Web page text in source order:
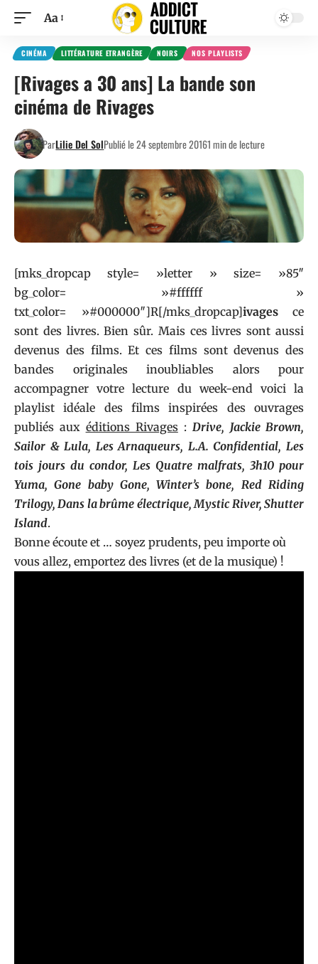
Aa
CINÉMA LITTÉRATURE ETRANGÈRE NOIRS NOS PLAYLISTS
[Rivages a 30 ans] La bande son
cinéma de Rivages
ParLilie Del SolPublié le 24 septembre 20161 min de lecture
[mks_dropcap style= »letter » size= »85″
bg_color= »#ffffff »
txt_color= »#000000″]R[/mks_dropcap]ivagesce
sont des livres. Bien sûr. Mais ces livres sont aussi
devenus des films. Et ces films sont devenus des
bandes originales inoubliables alors pour
accompagner votre lecture du week-end voici la
playlist idéale des films inspirées des ouvrages
publiés aux éditions Rivages: Drive, Jackie Brown,
Sailor & Lula, Les Arnaqueurs, L.A. Confidential, Les
tois jours du condor, Les Quatre malfrats, 3h10 pour
Yuma, Gone baby Gone, Winter’s bone, Red Riding
Trilogy, Dans la brûme électrique, Mystic River, Shutter
Island.
Bonne écoute et … soyez prudents, peu importe où
vous allez, emportez des livres (et de la musique) !